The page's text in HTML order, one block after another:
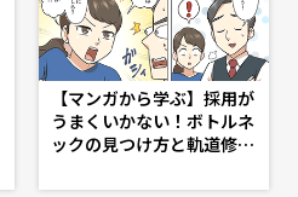
【マンガから学ぶ】採用が
うまくいかない！ボトルネ
ックの見つけ方と軌道修正